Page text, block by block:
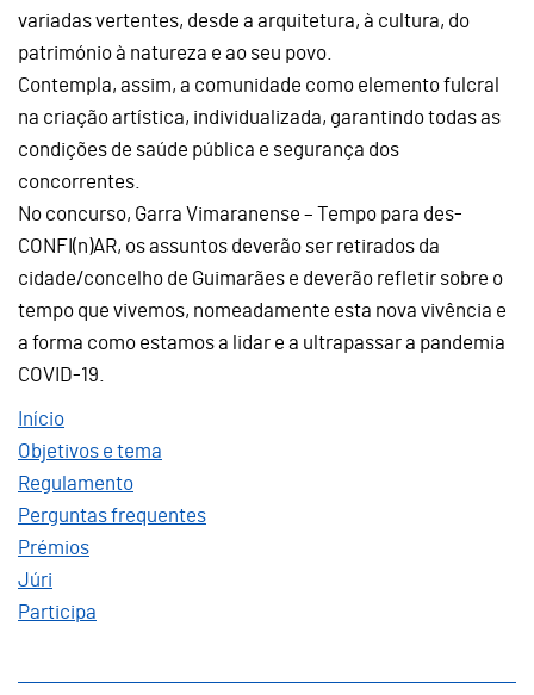
variadas vertentes, desde a arquitetura, à cultura, do
património à natureza e ao seu povo.
Contempla, assim, a comunidade como elemento fulcral
na criação artística, individualizada, garantindo todas as
condições de saúde pública e segurança dos
concorrentes.
No concurso, Garra Vimaranense – Tempo para des-
CONFI(n)AR, os assuntos deverão ser retirados da
cidade/concelho de Guimarães e deverão refletir sobre o
tempo que vivemos, nomeadamente esta nova vivência e
a forma como estamos a lidar e a ultrapassar a pandemia
COVID-19.
Início
Objetivos e tema
Regulamento
Perguntas frequentes
Prémios
Júri
Participa